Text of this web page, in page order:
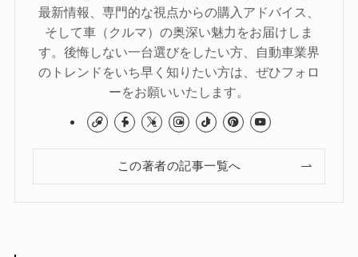
最新情報、専門的な視点からの購入アドバイス、
そして車（クルマ）の奥深い魅力をお届けしま
す。後悔しない一台選びをしたい方、自動車業界
のトレンドをいち早く知りたい方は、ぜひフォロ
ーをお願いいたします。
この著者の記事一覧へ